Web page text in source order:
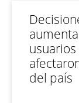
del país